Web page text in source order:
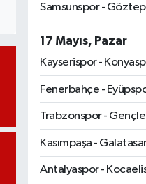
Samsunspor -
17 Mayıs, Pazar
Kayserispor -
Fenerbahçe -
Trabzonspor -
Kasımpaşa -
Antalyaspor -